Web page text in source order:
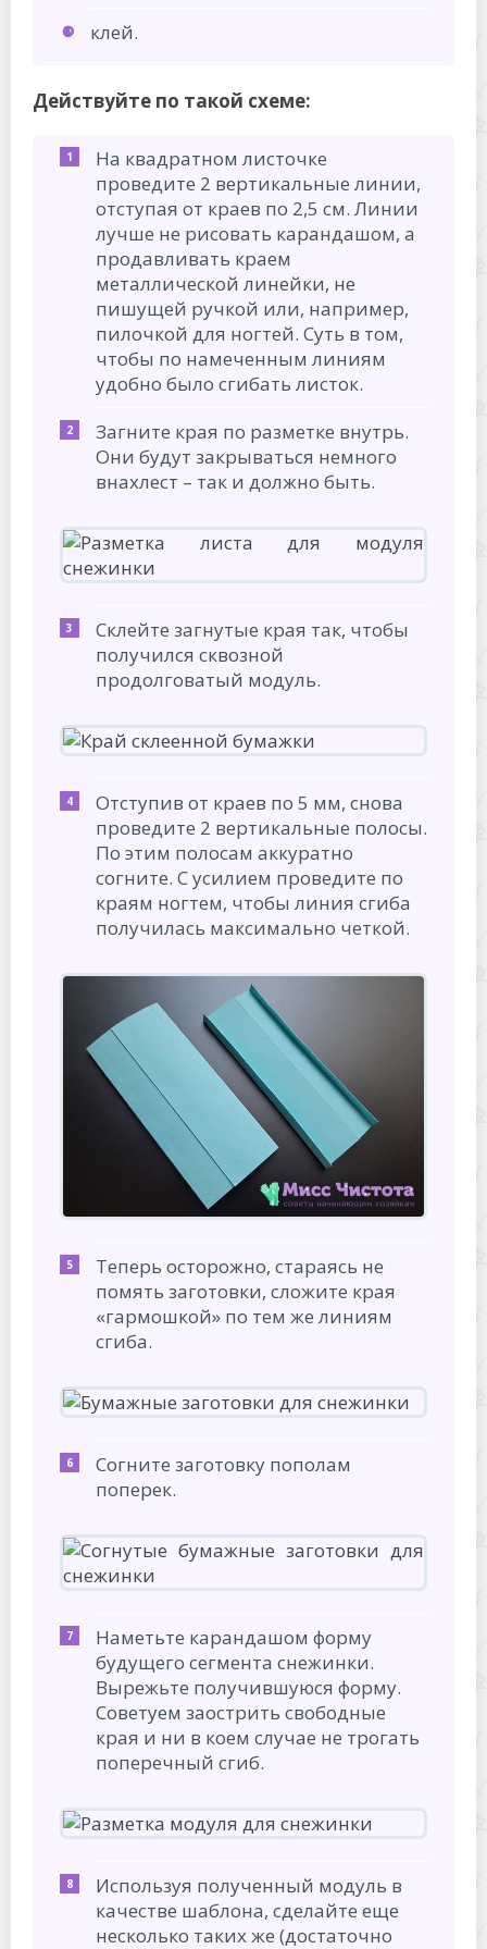
клей.
Действуйте по такой схеме:
На квадратном листочке
проведите 2 вертикальные линии,
отступая от краев по 2,5 см. Линии
лучше не рисовать карандашом, а
продавливать краем
металлической линейки, не
пишущей ручкой или, например,
пилочкой для ногтей. Суть в том,
чтобы по намеченным линиям
удобно было сгибать листок.
Загните края по разметке внутрь.
Они будут закрываться немного
внахлест – так и должно быть.
Склейте загнутые края так, чтобы
получился сквозной
продолговатый модуль.
Отступив от краев по 5 мм, снова
проведите 2 вертикальные полосы.
По этим полосам аккуратно
согните. С усилием проведите по
краям ногтем, чтобы линия сгиба
получилась максимально четкой.
Теперь осторожно, стараясь не
помять заготовки, сложите края
«гармошкой» по тем же линиям
сгиба.
Согните заготовку пополам
поперек.
Наметьте карандашом форму
будущего сегмента снежинки.
Вырежьте получившуюся форму.
Советуем заострить свободные
края и ни в коем случае не трогать
поперечный сгиб.
Используя полученный модуль в
качестве шаблона, сделайте еще
несколько таких же (достаточно